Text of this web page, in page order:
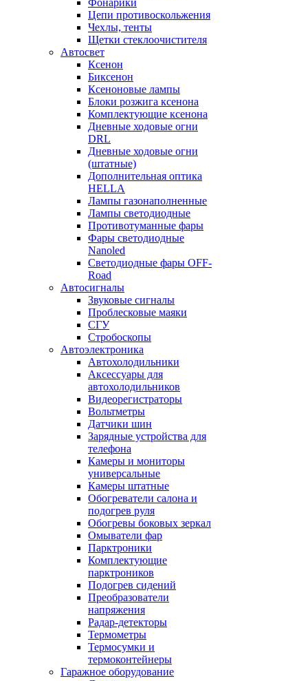
Цепи противоскольжения
Чехлы, тенты
Щетки стеклоочистителя
Автосвет
Ксенон
Биксенон
Ксеноновые лампы
Блоки розжига ксенона
Комплектующие ксенона
Дневные ходовые огни
DRL
Дневные ходовые огни
(штатные)
Дополнительная оптика
HELLA
Лампы газонаполненные
Лампы светодиодные
Противотуманные фары
Фары светодиодные
Nanoled
Светодиодные фары OFF-
Road
Автосигналы
Звуковые сигналы
Проблесковые маяки
СГУ
Стробоскопы
Автоэлектроника
Автохолодильники
Аксессуары для
автохолодильников
Видеорегистраторы
Вольтметры
Датчики шин
Зарядные устройства для
телефона
Камеры и мониторы
универсальные
Камеры штатные
Обогреватели салона и
подогрев руля
Обогревы боковых зеркал
Омыватели фар
Парктроники
Комплектующие
парктроников
Подогрев сидений
Преобразователи
напряжения
Радар-детекторы
Термометры
Термосумки и
термоконтейнеры
Гаражное оборудование